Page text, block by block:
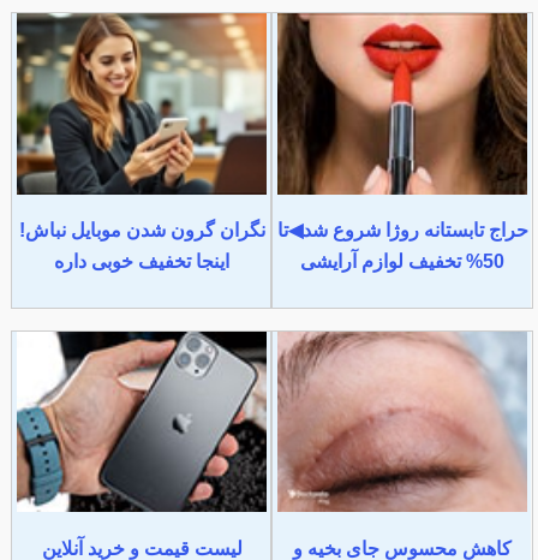
حراج تابستانه روژا شروع شد◀تا
50% تخفیف لوازم آرایشی
نگران گرون شدن موبایل نباش!
اینجا تخفیف خوبی داره
کاهش محسوس جای بخیه و
لیست قیمت و خرید آنلاین